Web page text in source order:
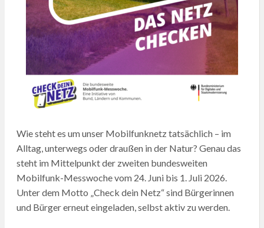
Wie steht es um unser Mobilfunknetz tatsächlich – im
Alltag, unterwegs oder draußen in der Natur? Genau das
steht im Mittelpunkt der zweiten bundesweiten
Mobilfunk-Messwoche vom 24. Juni bis 1. Juli 2026.
Unter dem Motto „Check dein Netz“ sind Bürgerinnen
und Bürger erneut eingeladen, selbst aktiv zu werden.